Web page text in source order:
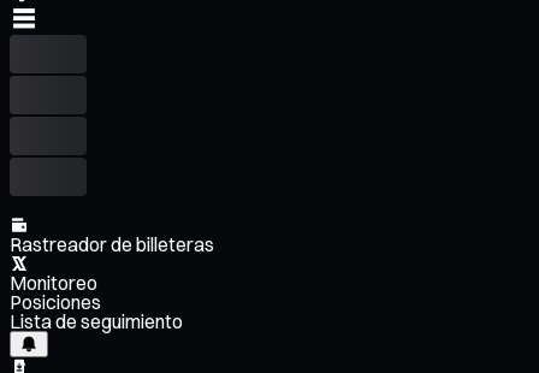
Rastreador de billeteras
Monitoreo
Posiciones
Lista de seguimiento